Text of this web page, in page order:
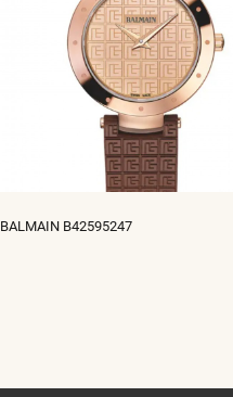
BALMAIN B42595247